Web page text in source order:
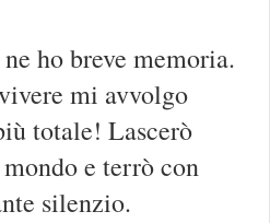
ho breve memoria.
mi avvolgo
totale! Lascerò
e terrò con
silenzio.